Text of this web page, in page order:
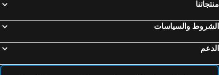
فنادق لنكولن
فنادق بورتري
فنادق سانت اندروز
فنادق لوبورو
والسياسات